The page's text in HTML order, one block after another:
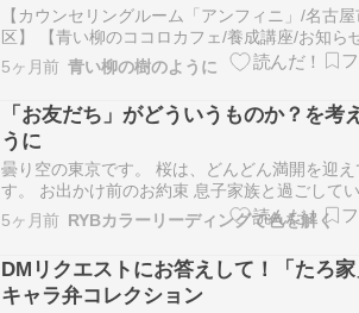
【カウンセリングルーム「アンフィニ」/名古
区】 【青い柳のココロカフェ/養成講座/お知ら
さん、本日の心の天気はいかがですか？心理カ
ラーの青柳雅也です(^^このブログで、心理カ
ングや心理学を身近に！さて、今回は「嘘」に
て。皆さんは、最近何か嘘をつきま…
5ヶ月前 青い柳の樹のように
「お友だち」がどういうものか？を考
うに
曇り空の東京です。 桜は、どんどん満開を迎
す。 お出かけ前のお約束 息子家族と過ごして
新しい場所での生活がスタートして、孫っちた
ただいまお休み中。 なので、映画「ドラえも
び太の海底鬼岩城」を観に行くことになり、出
いくつかお約束をしました。…
5ヶ月前 RYBカラーリーディングで色を解く
DMリクエストにお答えして！「たろ
キャラ弁コレクション